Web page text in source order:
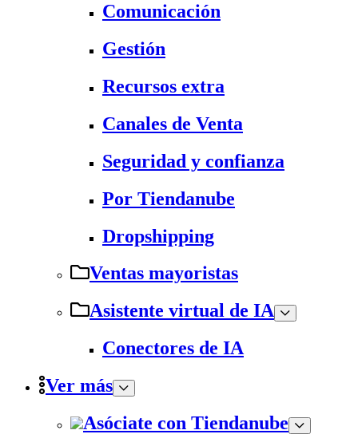
Comunicación
Gestión
Recursos extra
Canales de Venta
Seguridad y confianza
Por Tiendanube
Dropshipping
Ventas mayoristas
Asistente virtual de IA
Conectores de IA
Ver más
Asóciate con Tiendanube